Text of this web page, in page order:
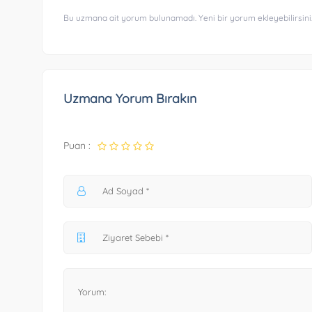
Bu uzmana ait yorum bulunamadı. Yeni bir yorum
Uzmana Yorum Bırakın
Puan :